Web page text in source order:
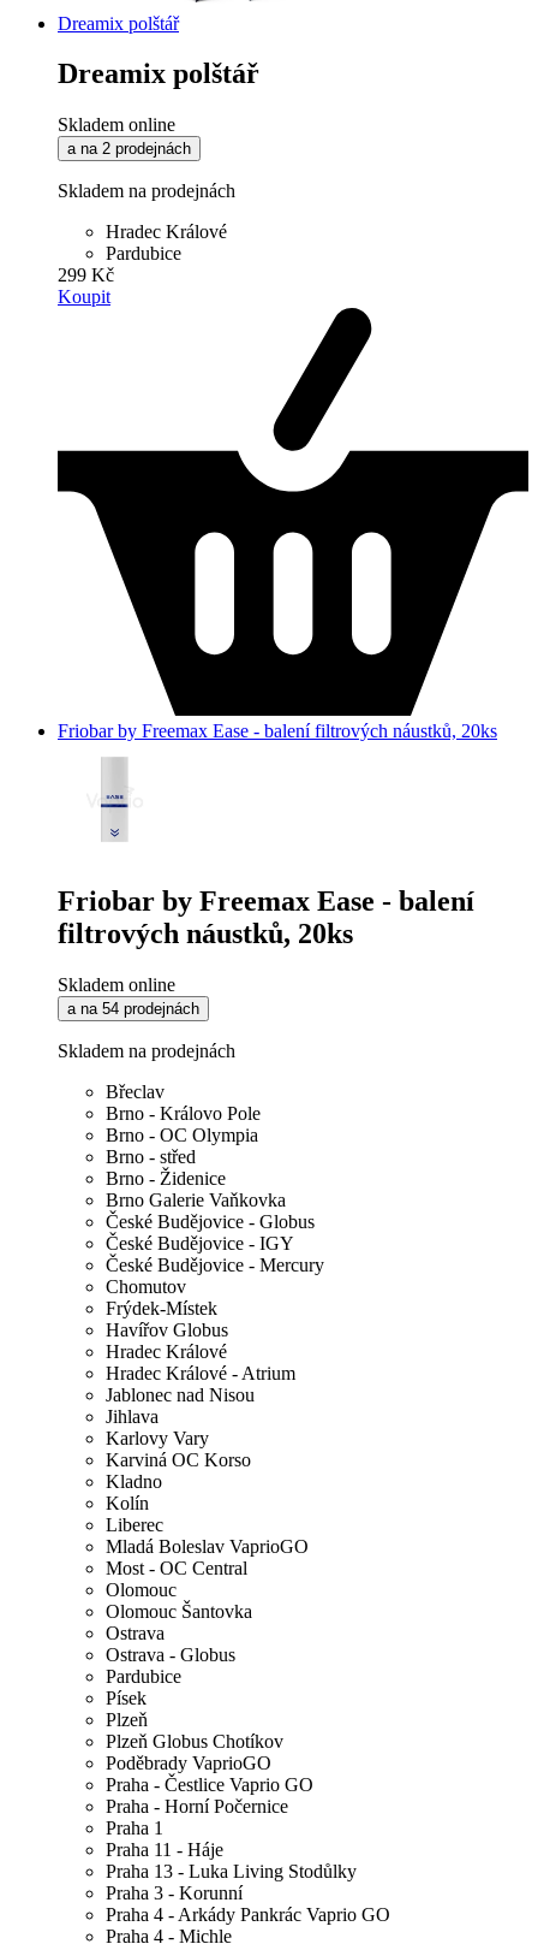
Dreamix polštář
Dreamix polštář
Skladem online
a na 2 prodejnách
Skladem na prodejnách
Hradec Králové
Pardubice
299 Kč
Koupit
Friobar by Freemax Ease - balení filtrových náustků, 20ks
Friobar by Freemax Ease - balení
filtrových náustků, 20ks
Skladem online
a na 54 prodejnách
Skladem na prodejnách
Břeclav
Brno - Královo Pole
Brno - OC Olympia
Brno - střed
Brno - Židenice
Brno Galerie Vaňkovka
České Budějovice - Globus
České Budějovice - IGY
České Budějovice - Mercury
Chomutov
Frýdek-Místek
Havířov Globus
Hradec Králové
Hradec Králové - Atrium
Jablonec nad Nisou
Jihlava
Karlovy Vary
Karviná OC Korso
Kladno
Kolín
Liberec
Mladá Boleslav VaprioGO
Most - OC Central
Olomouc
Olomouc Šantovka
Ostrava
Ostrava - Globus
Pardubice
Písek
Plzeň
Plzeň Globus Chotíkov
Poděbrady VaprioGO
Praha - Čestlice Vaprio GO
Praha - Horní Počernice
Praha 1
Praha 11 - Háje
Praha 13 - Luka Living Stodůlky
Praha 3 - Korunní
Praha 4 - Arkády Pankrác Vaprio GO
Praha 4 - Michle